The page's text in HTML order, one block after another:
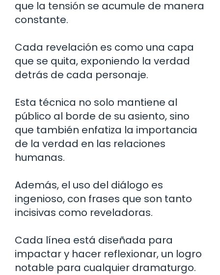
que la tensión se acumule de manera
constante.
Cada revelación es como una capa
que se quita, exponiendo la verdad
detrás de cada personaje.
Esta técnica no solo mantiene al
público al borde de su asiento, sino
que también enfatiza la importancia
de la verdad en las relaciones
humanas.
Además, el uso del diálogo es
ingenioso, con frases que son tanto
incisivas como reveladoras.
Cada línea está diseñada para
impactar y hacer reflexionar, un logro
notable para cualquier dramaturgo.